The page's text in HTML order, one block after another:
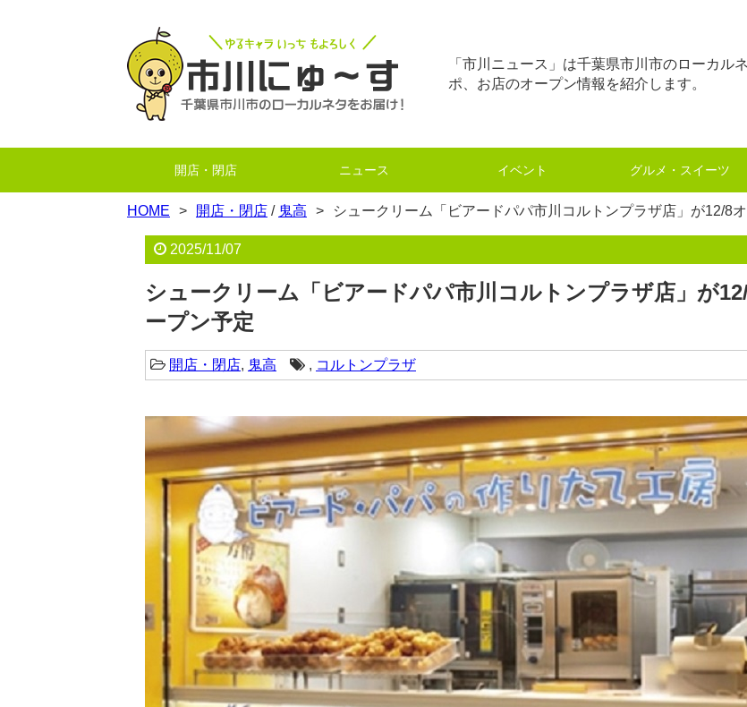
「市川ニュース」は千葉県市川市のローカル
ポ、お店のオープン情報を紹介します。
開店・閉店 ニュース イベント グルメ・スイーツ
HOME 開店・閉店 / 鬼高 シュークリーム「ビアードパパ市川コルトンプラザ店」が12/8
2025/11/07
シュークリーム「ビアードパパ市川コルトンプラザ店」が
ープン予定
開店・閉店, 鬼高 , コルトンプラザ